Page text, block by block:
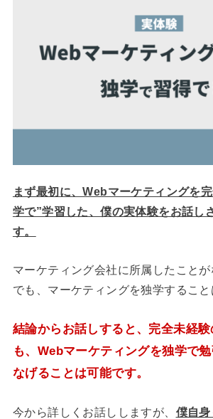
まず最初に、Webマーケティングを
学で”学習した、僕の実体験をお話し
す。
マーケティング会社に所属したこと
でも、マーケティングを独学すること
結論からお話しすると、完全未経
も、Webマーケティングを独学で
なげることは可能です。
今から詳しくお話ししますが、 僕自